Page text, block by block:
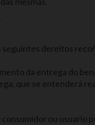
dereitos
da entrega do
que se entenderá
consumidor ou